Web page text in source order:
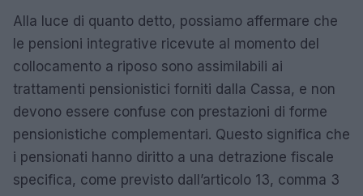
Alla luce di quanto detto, possiamo affermare che
le pensioni integrative ricevute al momento del
collocamento a riposo sono assimilabili ai
trattamenti pensionistici forniti dalla Cassa, e non
devono essere confuse con prestazioni di forme
pensionistiche complementari. Questo significa che
i pensionati hanno diritto a una detrazione fiscale
specifica, come previsto dall’articolo 13, comma 3